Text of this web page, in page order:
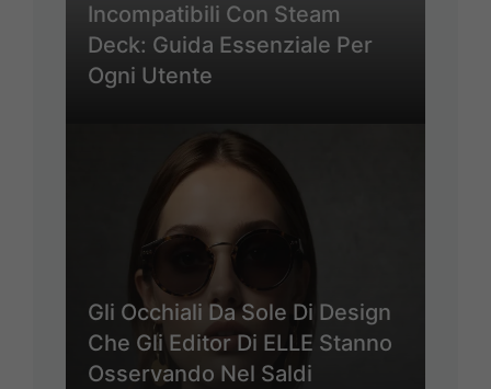
Incompatibili Con Steam
Deck: Guida Essenziale Per
Ogni Utente
Gli Occhiali Da Sole Di Design
Che Gli Editor Di ELLE Stanno
Osservando Nel Saldi